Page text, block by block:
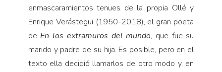
enmascaramientos tenues de la propia Ollé y
Enrique Verástegui (1950-2018), el gran poeta
de En los extramuros del mundo, que fue su
marido y padre de su hija. Es posible, pero en el
texto ella decidió llamarlos de otro modo y, en